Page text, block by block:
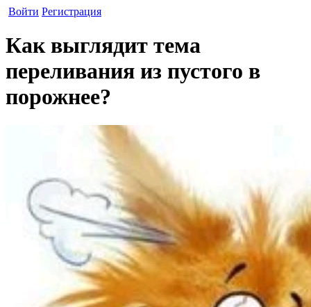
Войти Регистрация
Как выглядит тема
переливания из пустого в
порожнее?